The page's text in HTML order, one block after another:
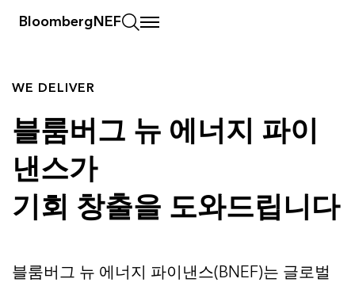
BloombergNEF
WE DELIVER
블룸버그 뉴 에너지 파이
낸스가
기회 창출을 도와드립니다
블룸버그 뉴 에너지 파이낸스(BNEF)는 글로벌